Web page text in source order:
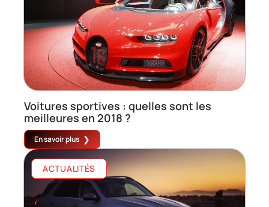
Voitures sportives : quelles sont les
meilleures en 2018 ?
En savoir plus
ACTUALITÉS